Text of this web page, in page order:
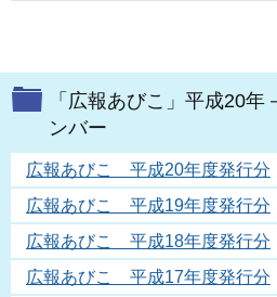
「広報あびこ」平成20
ンバー
広報あびこ 平成20年度発行分
広報あびこ 平成19年度発行分
広報あびこ 平成18年度発行分
広報あびこ 平成17年度発行分